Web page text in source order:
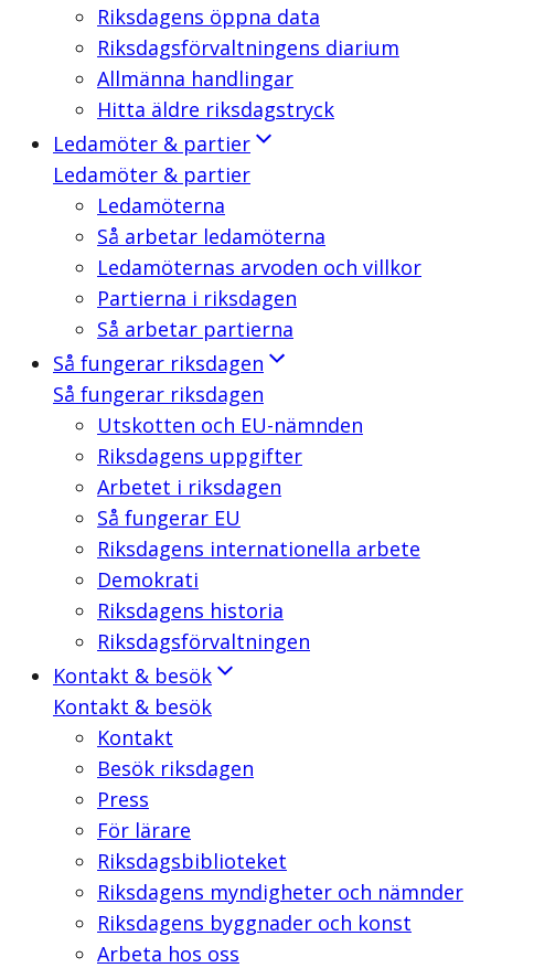
Riksdagens öppna data
Riksdagsförvaltningens diarium
Allmänna handlingar
Hitta äldre riksdagstryck
Ledamöter & partier
Ledamöter & partier
Ledamöterna
Så arbetar ledamöterna
Ledamöternas arvoden och villkor
Partierna i riksdagen
Så arbetar partierna
Så fungerar riksdagen
Så fungerar riksdagen
Utskotten och EU-nämnden
Riksdagens uppgifter
Arbetet i riksdagen
Så fungerar EU
Riksdagens internationella arbete
Demokrati
Riksdagens historia
Riksdagsförvaltningen
Kontakt & besök
Kontakt & besök
Kontakt
Besök riksdagen
Press
För lärare
Riksdagsbiblioteket
Riksdagens myndigheter och nämnder
Riksdagens byggnader och konst
Arbeta hos oss